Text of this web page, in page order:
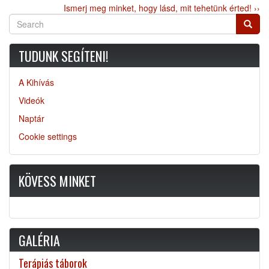
Ismerj meg minket, hogy lásd, mit tehetünk érted! ››
Search
TUDUNK SEGÍTENI!
A Kihívás
Videók
Naptár
Cookie settings
KÖVESS MINKET
GALÉRIA
Terápiás táborok